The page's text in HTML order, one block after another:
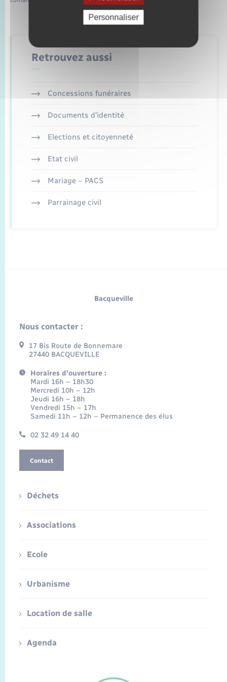
Retrouvez aussi
Concessions funéraires
Documents d’identité
Elections et citoyenneté
Etat civil
Mariage – PACS
Parrainage civil
Bacqueville
Nous contacter :
17 Bis Route de Bonnemare
27440 BACQUEVILLE
Horaires d'ouverture :
Mardi 16h – 18h30
Mercredi 10h – 12h
Jeudi 16h – 18h
Vendredi 15h – 17h
Samedi 11h – 12h – Permanence des élus
02 32 49 14 40
Contact
Déchets
Associations
Ecole
Urbanisme
Location de salle
Agenda
Personnaliser